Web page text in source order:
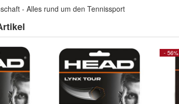
- Alles rund um den Tennissport
- 56%